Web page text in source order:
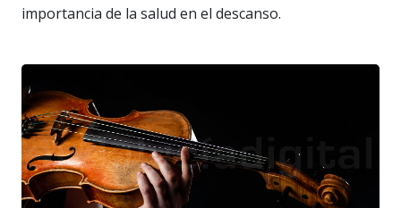
importancia de la salud en el descanso.